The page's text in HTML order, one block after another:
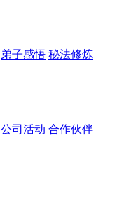
弟子感悟 秘法修炼
公司活动 合作伙伴